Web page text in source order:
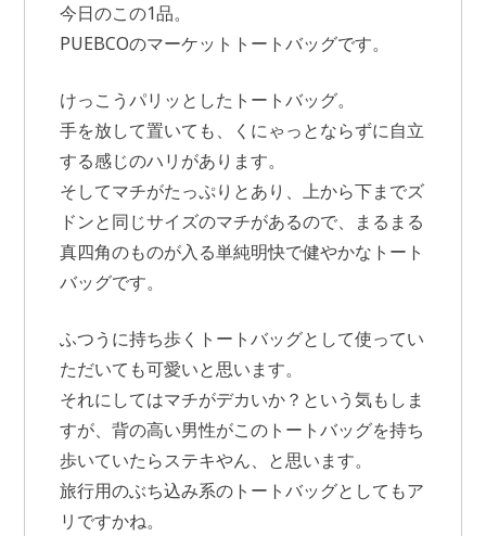
今日のこの1品。
PUEBCOのマーケットトートバッグです。
けっこうパリッとしたトートバッグ。
手を放して置いても、くにゃっとならずに自立
する感じのハリがあります。
そしてマチがたっぷりとあり、上から下までズ
ドンと同じサイズのマチがあるので、まるまる
真四角のものが入る単純明快で健やかなトート
バッグです。
ふつうに持ち歩くトートバッグとして使ってい
ただいても可愛いと思います。
それにしてはマチがデカいか？という気もしま
すが、背の高い男性がこのトートバッグを持ち
歩いていたらステキやん、と思います。
旅行用のぶち込み系のトートバッグとしてもア
リですかね。